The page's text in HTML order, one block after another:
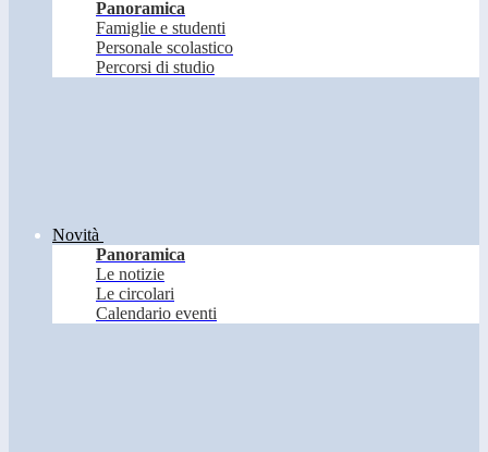
Panoramica
Famiglie e studenti
Personale scolastico
Percorsi di studio
Novità
Panoramica
Le notizie
Le circolari
Calendario eventi